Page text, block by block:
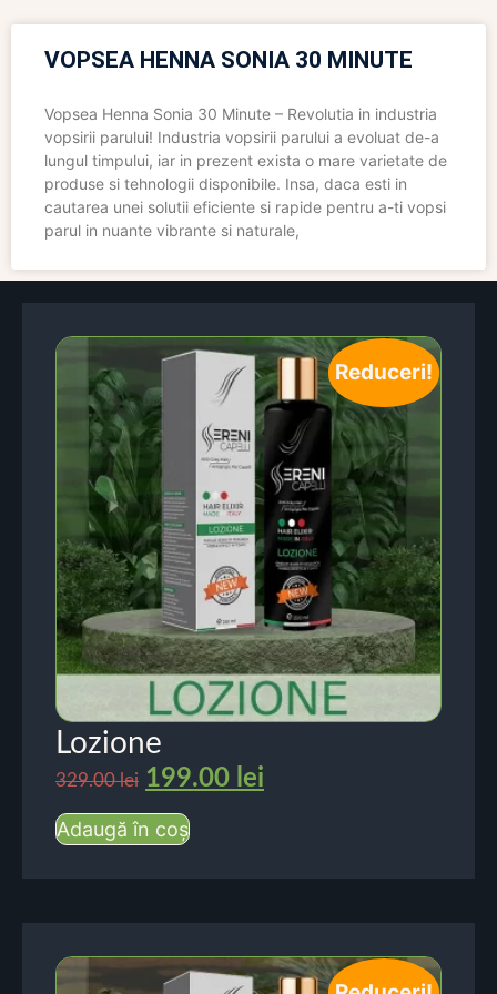
VOPSEA HENNA SONIA 30 MINUTE
Vopsea Henna Sonia 30 Minute – Revolutia in industria
vopsirii parului! Industria vopsirii parului a evoluat de-a
lungul timpului, iar in prezent exista o mare varietate de
produse si tehnologii disponibile. Insa, daca esti in
cautarea unei solutii eficiente si rapide pentru a-ti vopsi
parul in nuante vibrante si naturale,
Reduceri!
Lozione
329.00lei 199.00 lei
Adaugă în coș